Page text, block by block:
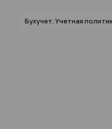
попадают в ловушки
Бухучет. Учетная